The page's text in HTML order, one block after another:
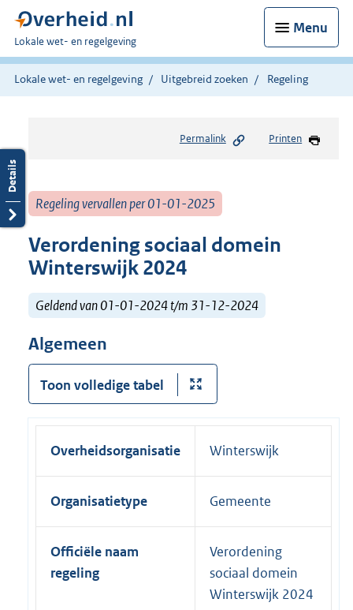
Menu
U
bent
hier:
Lokale wet- en regelgeving
Lokale wet- en regelgeving Uitgebreid zoeken Regeling
Permalink Printen
Regeling vervallen per 01-01-2025
Verordening sociaal domein
Winterswijk 2024
Geldend van 01-01-2024 t/m 31-12-2024
Algemeen
Toon volledige tabel
Overheidsorganisatie Winterswijk
Organisatietype Gemeente
Officiële naam
regeling
Verordening
sociaal domein
Winterswijk 2024